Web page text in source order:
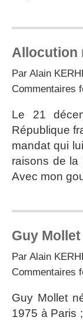
Allocution
Par Alain
Commentaires
Le 21
République
mandat qui
raisons de
Avec mon
Guy
Par Alain
Commentaires
Guy Mollet
1975 à Paris